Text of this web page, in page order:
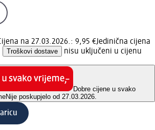
na 27.03.2026.: 9,95 €Jedinična cijena
Troškovi dostave
nisu uključeni u cijenu
Dobre cijene u svako
Nije poskupjelo od 27.03.2026.